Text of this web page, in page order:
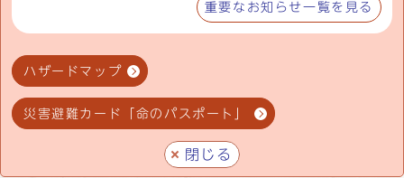
重要なお知らせ一覧を見る
ハザードマップ
災害避難カード「命のパスポート」
閉じる